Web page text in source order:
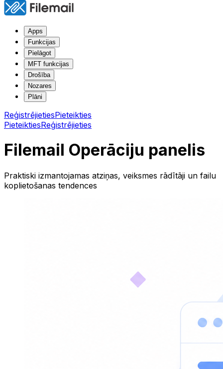
Apps
Funkcijas
Pielāgot
MFT funkcijas
Drošība
Nozares
Plāni
ReģistrējietiesPieteikties
PieteiktiesReģistrējieties
Filemail Operāciju panelis
Praktiski izmantojamas atziņas, veiksmes rādītāji un failu
koplietošanas tendences